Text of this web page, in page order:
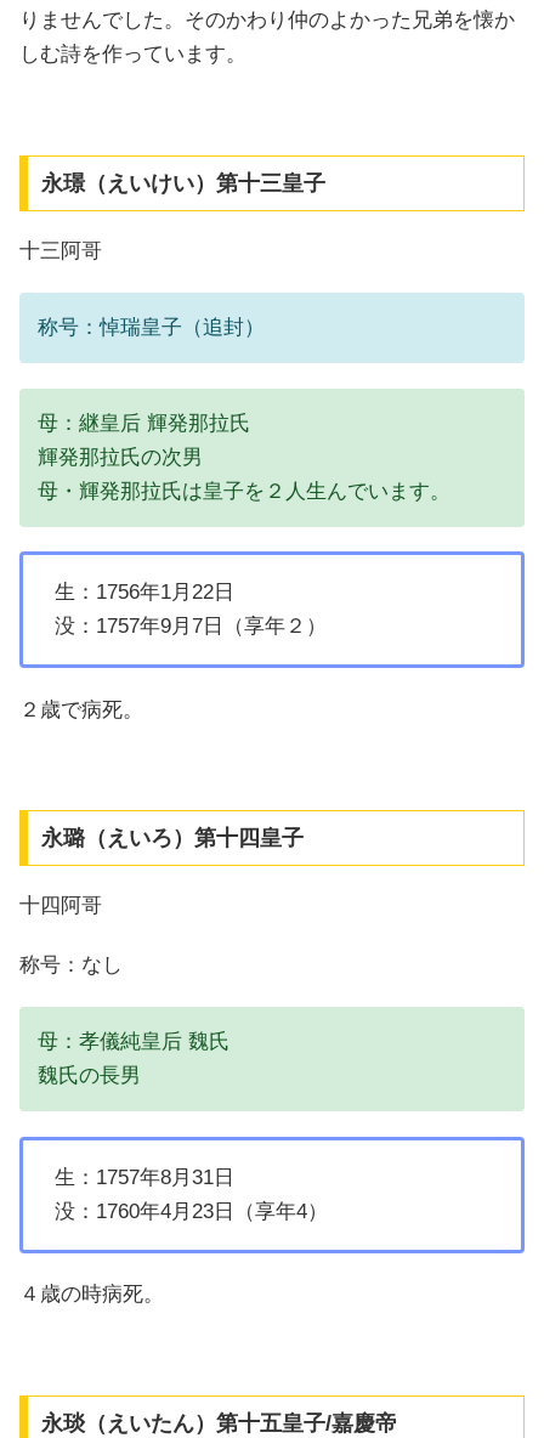
りませんでした。そのかわり仲のよかった兄弟を懐か
しむ詩を作っています。
永璟（えいけい）第十三皇子
十三阿哥
称号：悼瑞皇子（追封）
母：継皇后 輝発那拉氏
輝発那拉氏の次男
母・輝発那拉氏は皇子を２人生んでいます。
生：1756年1月22日
没：1757年9月7日（享年２）
２歳で病死。
永璐（えいろ）第十四皇子
十四阿哥
称号：なし
母：孝儀純皇后 魏氏
魏氏の長男
生：1757年8月31日
没：1760年4月23日（享年4）
４歳の時病死。
永琰（えいたん）第十五皇子/嘉慶帝